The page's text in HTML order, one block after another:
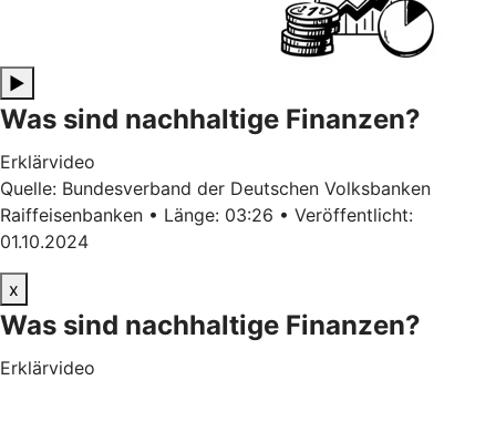
▶
Was sind nachhaltige Finanzen?
Erklärvideo
Quelle: Bundesverband der Deutschen Volksbanken
Raiffeisenbanken • Länge: 03:26 • Veröffentlicht:
01.10.2024
x
Was sind nachhaltige Finanzen?
Erklärvideo